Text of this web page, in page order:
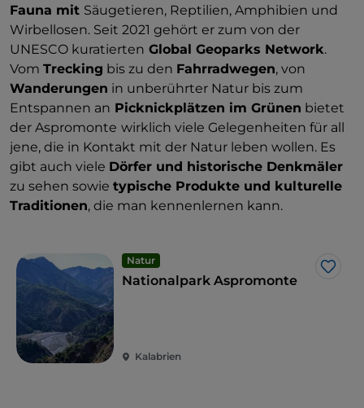
Fauna mit Säugetieren, Reptilien, Amphibien und
Wirbellosen. Seit 2021 gehört er zum von der
UNESCO kuratierten Global Geoparks Network.
Vom Trecking bis zu den Fahrradwegen, von
Wanderungen in unberührter Natur bis zum
Entspannen an Picknickplätzen im Grünen bietet
der Aspromonte wirklich viele Gelegenheiten für all
jene, die in Kontakt mit der Natur leben wollen. Es
gibt auch viele Dörfer und historische Denkmäler
zu sehen sowie typische Produkte und kulturelle
Traditionen, die man kennenlernen kann.
Natur
Like
Nationalpark Aspromonte
Kalabrien